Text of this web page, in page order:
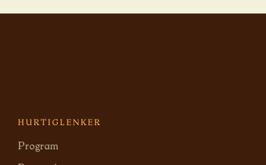
HURTIGLENKER
Program